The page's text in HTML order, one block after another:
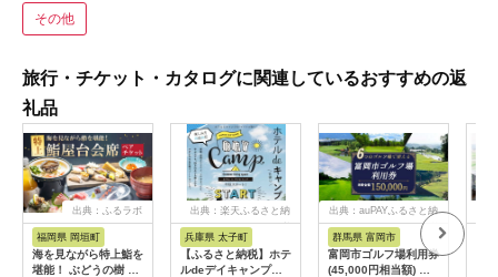
その他
旅行・チケット・カタログに関連しているおすすめの返
礼品
出典：ふるラボ
福岡県 岡垣町
海を見ながら特上鮨を
堪能！ ぶどうの樹 鮨
出典：楽天ふるさと納
税
兵庫県 太子町
【ふるさと納税】ホテ
ルdeデイキャンプ体
出典：auPAYふるさと納
群馬県 富岡市
富岡市ゴルフ場利用券
(45,000円相当額) ゴ